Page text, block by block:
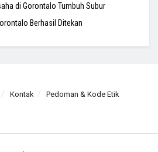
di Gorontalo Tumbuh Subur
Berhasil Ditekan
Kontak Pedoman & Kode Etik